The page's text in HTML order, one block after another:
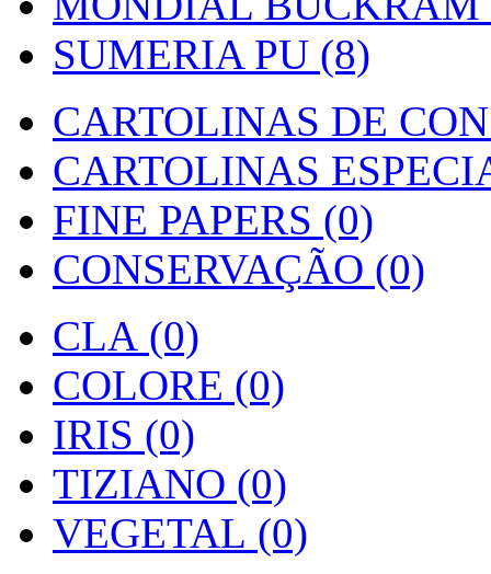
SUMERIA PU (8)
CARTOLINAS DE
CARTOLINAS
FINE PAPERS (0)
CONSERVAÇÃO (0)
CLA (0)
COLORE (0)
IRIS (0)
TIZIANO (0)
VEGETAL (0)